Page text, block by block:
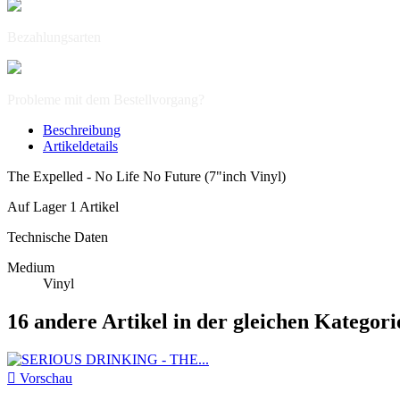
Beschreibung
Artikeldetails
The Expelled - No Life No Future (7"inch Vinyl)
Auf Lager 1 Artikel
Technische Daten
Medium
Vinyl
16 andere Artikel in der gleichen
 Vorschau